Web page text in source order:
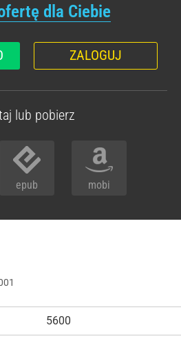
dla Ciebie
ZALOGUJ
lub pobierz
epub mobi
5600